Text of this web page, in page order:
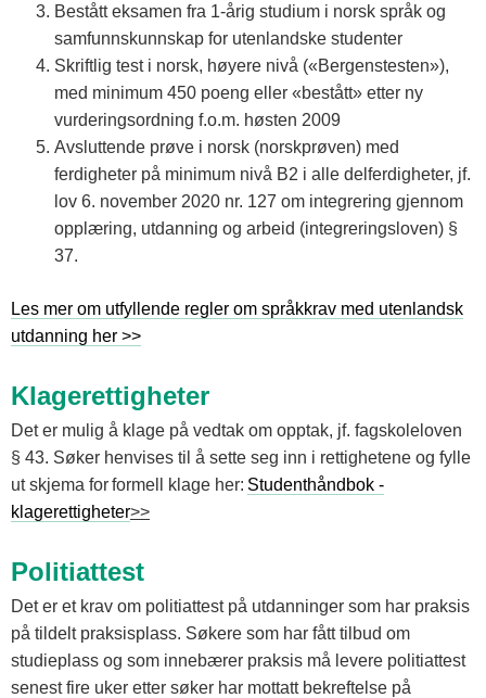
Bestått eksamen fra 1-årig studium i norsk språk og
samfunnskunnskap for utenlandske studenter
Skriftlig test i norsk, høyere nivå («Bergenstesten»),
med minimum 450 poeng eller «bestått» etter ny
vurderingsordning f.o.m. høsten 2009
Avsluttende prøve i norsk (norskprøven) med
ferdigheter på minimum nivå B2 i alle delferdigheter, jf.
lov 6. november 2020 nr. 127 om integrering gjennom
opplæring, utdanning og arbeid (integreringsloven) §
37.
Les mer om utfyllende regler om språkkrav med utenlandsk
utdanning her >>
Klagerettigheter
Det er mulig å klage på vedtak om opptak, jf. fagskoleloven
§ 43. Søker henvises til å sette seg inn i rettighetene og fylle
ut skjema for formell klage her: Studenthåndbok -
klagerettigheter>>
Politiattest
Det er et krav om politiattest på utdanninger som har praksis
på tildelt praksisplass. Søkere som har fått tilbud om
studieplass og som innebærer praksis må levere politiattest
senest fire uker etter søker har mottatt bekreftelse på